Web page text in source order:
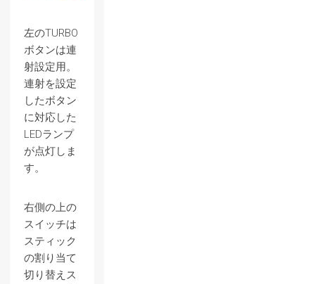
左のTURBO
ボタンは連
射設定用。
連射を設定
したボタン
に対応した
LEDランプ
が点灯しま
す。
右側の上の
スイッチは
スティック
の割り当て
切り替えス